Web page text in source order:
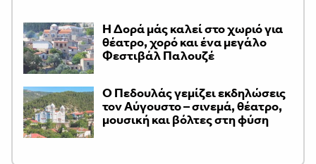
Η Δορά μάς καλεί στο χωριό για
θέατρο, χορό και ένα μεγάλο
Φεστιβάλ Παλουζέ
Ο Πεδουλάς γεμίζει εκδηλώσεις
τον Αύγουστο – σινεμά, θέατρο,
μουσική και βόλτες στη φύση